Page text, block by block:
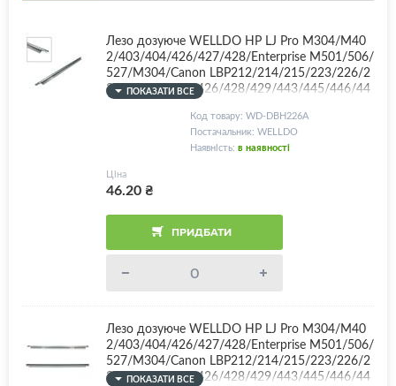
Лезо дозуюче WELLDO HP LJ Pro M304/M40
2/403/404/426/427/428/Enterprise M501/506/
527/M304/Canon LBP212/214/215/223/226/2
28/312/MF421/426/428/429/443/445/446/44
9/522/525/CF226A/CF226X/CF228A/CF259A/
CF259X/CF287A/CF287X/Canon 041/041H/05
2/052H/057/057H/3010C002/0453C002/2200
C002/0452C002/2199C002/3009C002
ПОКАЗАТИ ВСЕ
Код товару: WD-DBH226A
Постачальник: WELLDO
Наявність: в наявності
Ціна
46.20₴
ПРИДБАТИ
Лезо дозуюче WELLDO HP LJ Pro M304/M40
2/403/404/426/427/428/Enterprise M501/506/
527/M304/Canon LBP212/214/215/223/226/2
28/312/MF421/426/428/429/443/445/446/44
ПОКАЗАТИ ВСЕ